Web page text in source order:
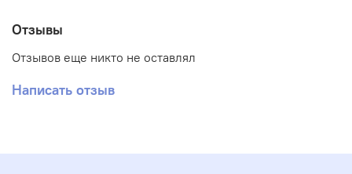
Отзывы
Отзывов еще никто не оставлял
Написать отзыв